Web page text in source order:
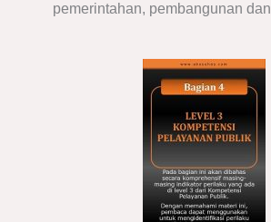
pemerintahan, pembangunan